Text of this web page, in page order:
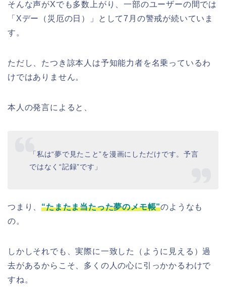
そんな声がXでも多数上がり、一部のユーザーの間では
「Xデー（災厄の日）」として7月の警戒が続いていま
す。
ただし、たつき諒本人は予知能力者を名乗っているわ
けではありません。
本人の発言によると、
「私は“夢で見たこと”を漫画にしただけです。予言
ではなく“記録”です」
つまり、“たまたま当たった夢のメモ帳”のようなも
の。
しかしそれでも、実際に一致した（ように見える）過
去があるからこそ、多くの人の心に引っかかるわけで
すね。